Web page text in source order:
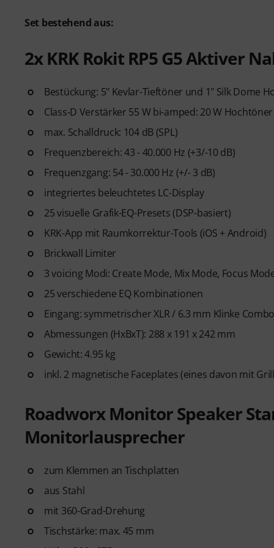
Set bestehend aus:
2x KRK Rokit RP5 G5 Aktiver
Bestückung: 5" Kevlar-Tieftöner und 1" Silk Dome
Class-D Verstärker 55 W bi-amped: 20 W
max. Schalldruck: 104 dB (SPL)
Frequenzbereich: 43 - 40.000 Hz (+3/-10 dB)
Frequenzgang: 54 - 30.000 Hz (+/- 3 dB)
integriertes beleuchtetes LC-Display
25 visuelle Grafik-EQ-Presets (DSP-basiert)
KRK-App mit Raumkorrektur-Tools (iOS + Android)
Brickwall Limiter
3 voicing Modi: Create Mode, Mix Mode, Focus
25 verschiedene EQ Kombinationen
Eingang: symmetrischer XLR / 6.3 mm Klinke Combo
Abmessungen (HxBxT): 288 x 191 x 242 mm
Gewicht: 4.95 kg
inkl. 2 magnetische Faceplates (eines davon mit
Roadworx Monitor Speaker
Monitorlausprecher
zum Klemmen an Tischplatten
aus Stahl
mit 360-Grad-Drehung
Tischstärke: max. 45 mm